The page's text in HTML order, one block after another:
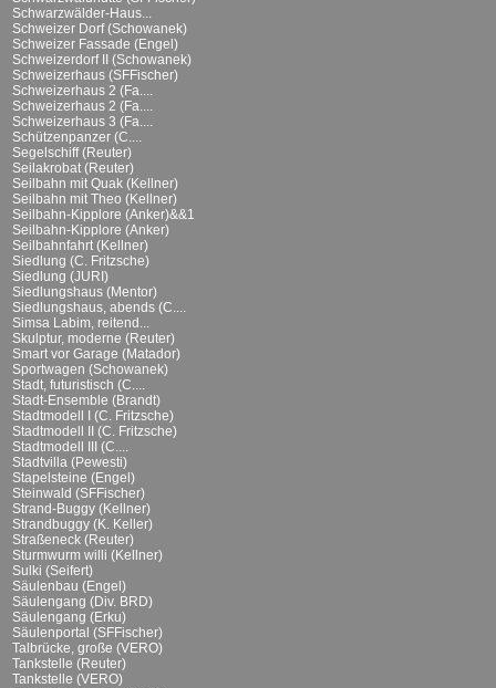
Schwarzwälder-Haus...
Schweizer Dorf (Schowanek)
Schweizer Fassade (Engel)
Schweizerdorf II (Schowanek)
Schweizerhaus (SFFischer)
Schweizerhaus 2 (Fa....
Schweizerhaus 2 (Fa....
Schweizerhaus 3 (Fa....
Schützenpanzer (C....
Segelschiff (Reuter)
Seilakrobat (Reuter)
Seilbahn mit Quak (Kellner)
Seilbahn mit Theo (Kellner)
Seilbahn-Kipplore (Anker)&&1
Seilbahn-Kipplore (Anker)
Seilbahnfahrt (Kellner)
Siedlung (C. Fritzsche)
Siedlung (JURI)
Siedlungshaus (Mentor)
Siedlungshaus, abends (C....
Simsa Labim, reitend...
Skulptur, moderne (Reuter)
Smart vor Garage (Matador)
Sportwagen (Schowanek)
Stadt, futuristisch (C....
Stadt-Ensemble (Brandt)
Stadtmodell I (C. Fritzsche)
Stadtmodell II (C. Fritzsche)
Stadtmodell III (C....
Stadtvilla (Pewesti)
Stapelsteine (Engel)
Steinwald (SFFischer)
Strand-Buggy (Kellner)
Strandbuggy (K. Keller)
Straßeneck (Reuter)
Sturmwurm willi (Kellner)
Sulki (Seifert)
Säulenbau (Engel)
Säulengang (Div. BRD)
Säulengang (Erku)
Säulenportal (SFFischer)
Talbrücke, große (VERO)
Tankstelle (Reuter)
Tankstelle (VERO)